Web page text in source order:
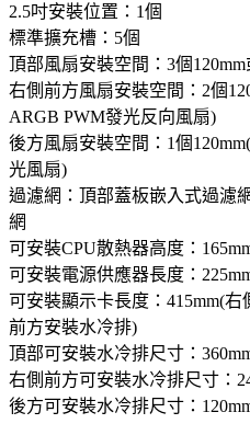
2.5吋安裝位置：1個
標準擴充槽：5個
頂部風扇安裝空間：3個120mm
右側前方風扇安裝空間：2個
ARGB PWM發光反向風扇)
後方風扇安裝空間：1個
光風扇)
過濾網：頂部蓋板嵌入式過濾
網
可安裝CPU散熱器高度：
可安裝電源供應器長度：
可安裝顯示卡長度：415mm(右
前方安裝水冷排)
頂部可安裝水冷排尺寸：
右側前方可安裝水冷排尺寸：
後方可安裝水冷排尺寸：